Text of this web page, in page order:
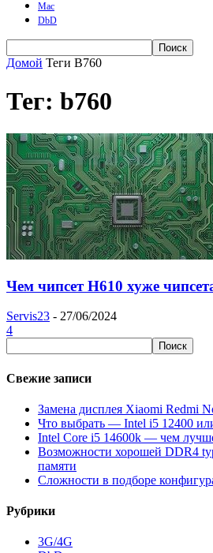
Mac
DbD
Домой Теги B760
Тег: b760
Чем чипсет H610 хуже
Servis23 - 27/06/2024
4
Свежие записи
Замена дисплея Xiaomi Redmi
Что выбрать — Intel i5 12400
Intel Core i5 14600k — чем
Возможности хорошей DDR4
памяти
Сложности в подборе
Рубрики
3G/4G